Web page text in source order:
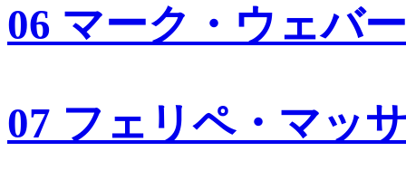
06 マーク・ウェバー
07 フェリペ・マッ